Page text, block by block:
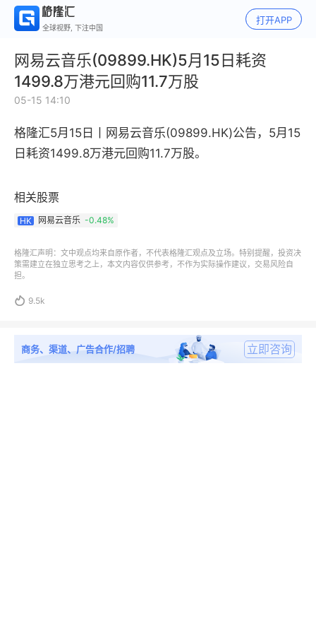
全球视野, 下注中国
打开APP
网易云音乐(09899.HK)5月15日耗资
1499.8万港元回购11.7万股
05-15 14:10
格隆汇5月15日丨 网易云音乐(09899.HK)公告， 5月15
日耗资1499.8万港元回购11.7万股。
相关股票
HK 网易云音乐 -0.48%
格隆汇声明：文中观点均来自原作者，不代表格隆汇观点及立场。特别提醒，投资决
策需建立在独立思考之上，本文内容仅供参考，不作为实际操作建议，交易风险自
担。
 9.5k
商务、渠道、广告合作/招聘 立即咨询